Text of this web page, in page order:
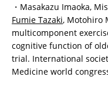
・Masakazu Imaoka,
Fumie Tazaki, Motohiro
multicomponent
cognitive function of
trial. International
Medicine world